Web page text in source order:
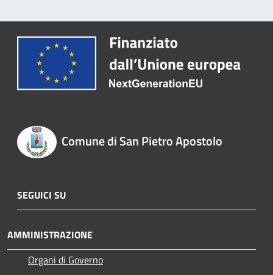
Comune di San Pietro Apostolo
SEGUICI SU
AMMINISTRAZIONE
Organi di Governo